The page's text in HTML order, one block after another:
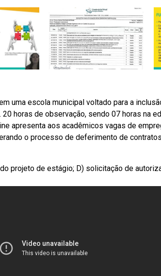
uma escola municipal voltado para a
horas de observação, sendo 07 horas na
apresenta aos acadêmicos vagas de
o processo de deferimento de
projeto de estágio; D) solicitação de